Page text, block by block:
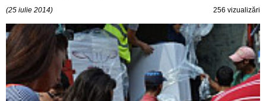
(25 iulie 2014) 256 vizualizări